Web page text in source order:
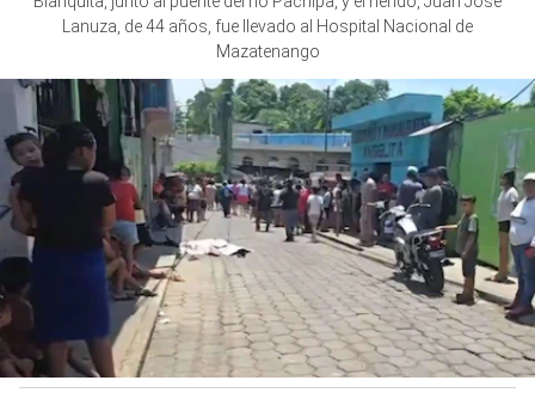
Lanuza, de 44 años, fue llevado al Hospital Nacional de
Mazatenango